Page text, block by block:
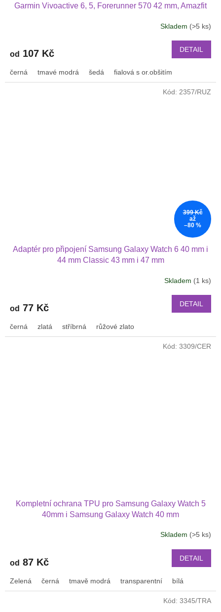
Garmin Vivoactive 6, 5, Forerunner 570 42 mm, Amazfit
Skladem (>5 ks)
od 107 Kč DETAIL
černá tmavé modrá šedá fialová s or.obšitím
399 Kč
až
–80 %
Adaptér pro připojení Samsung Galaxy Watch 6 40 mm i
44 mm Classic 43 mm i 47 mm
Skladem (1 ks)
od 77 Kč DETAIL
černá zlatá stříbrná růžové zlato
Kód: 2357/RUZ
Kompletní ochrana TPU pro Samsung Galaxy Watch 5
40mm i Samsung Galaxy Watch 40 mm
Skladem (>5 ks)
od 87 Kč DETAIL
Zelená černá tmavě modrá transparentní bílá
Kód: 3309/CER
Kód: 3345/TRA